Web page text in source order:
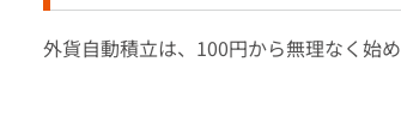
外貨自動積立は、100円から無理なく始め